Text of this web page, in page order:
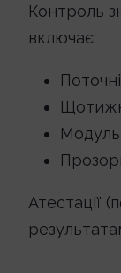
Контроль
включає:
Атестації